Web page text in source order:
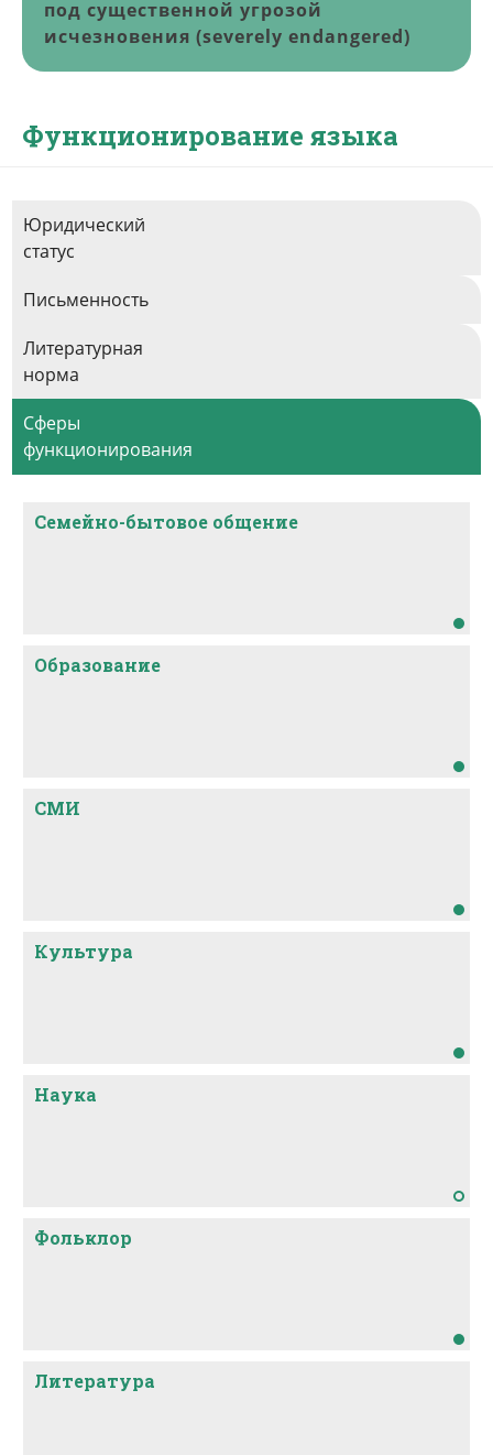
под существенной угрозой
исчезновения (severely endangered)
Функционирование языка
Юридический
статус
Письменность
Литературная
норма
Сферы
функционирования
Семейно-бытовое общение
Образование
СМИ
Культура
Наука
Фольклор
Литература